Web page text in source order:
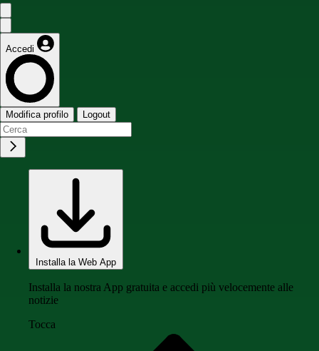
Accedi
Modifica profilo Logout
Installa la Web App
Installa la nostra App gratuita e accedi più velocemente alle
notizie
Tocca